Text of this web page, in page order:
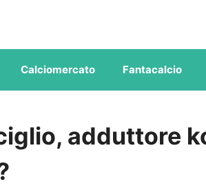
Calciomercato Fantacalcio
adduttore